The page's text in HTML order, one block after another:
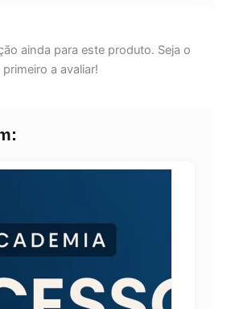
ainda para este produto. Seja o
primeiro a avaliar!